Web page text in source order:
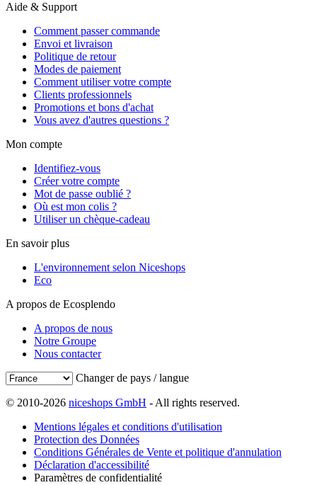
Aide & Support
Comment passer commande
Envoi et livraison
Politique de retour
Modes de paiement
Comment utiliser votre compte
Clients professionnels
Promotions et bons d'achat
Vous avez d'autres questions ?
Mon compte
Identifiez-vous
Créer votre compte
Mot de passe oublié ?
Où est mon colis ?
Utiliser un chèque-cadeau
En savoir plus
L'environnement selon Niceshops
Eco
A propos de Ecosplendo
A propos de nous
Notre Groupe
Nous contacter
Changer de pays / langue
© 2010-2026 niceshops GmbH - All rights reserved.
Mentions légales et conditions d'utilisation
Protection des Données
Conditions Générales de Vente et politique d'annulation
Déclaration d'accessibilité
Paramètres de confidentialité